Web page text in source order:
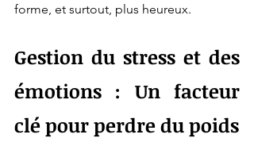
forme, et surtout, plus heureux.
Gestion du stress et des
émotions : Un facteur
clé pour perdre du poids